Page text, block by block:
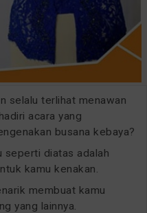
selalu terlihat menawan
acara yang
busana kebaya?
seperti diatas adalah
kamu kenakan.
membuat kamu
yang lainnya.